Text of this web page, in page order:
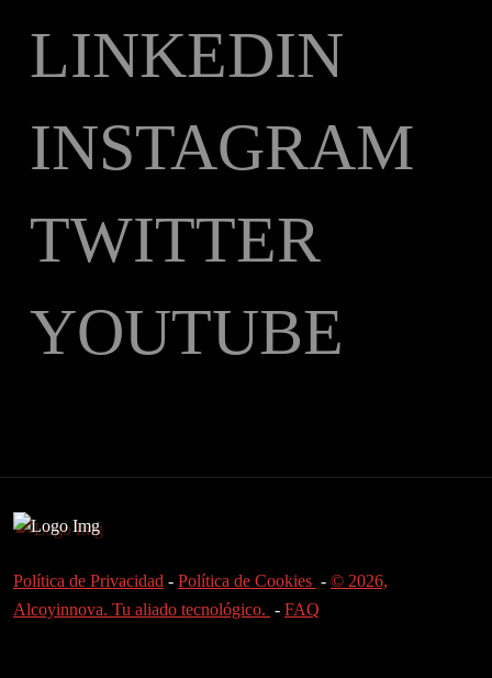
LINKEDIN
INSTAGRAM
TWITTER
YOUTUBE
Política de Privacidad - Política de Cookies - © 2026,
Alcoyinnova. Tu aliado tecnológico. - FAQ